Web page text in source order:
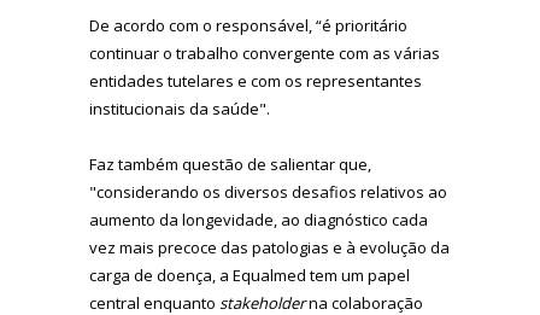
De acordo com o responsável, “é prioritário
continuar o trabalho convergente com as várias
entidades tutelares e com os representantes
institucionais da saúde".
Faz também questão de salientar que,
"considerando os diversos desafios relativos ao
aumento da longevidade, ao diagnóstico cada
vez mais precoce das patologias e à evolução da
carga de doença, a Equalmed tem um papel
central enquanto stakeholderna colaboração